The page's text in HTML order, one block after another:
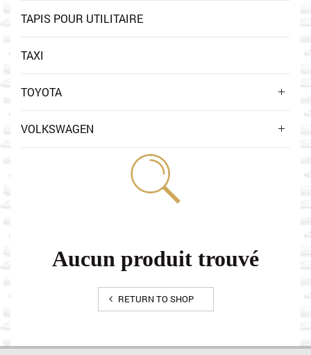
Aucun produit trouvé
RETURN TO SHOP
TAPIS POUR UTILITAIRE
TAXI
TOYOTA
VOLKSWAGEN